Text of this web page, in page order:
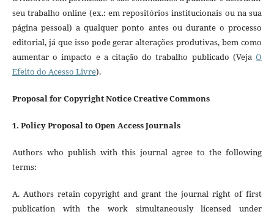
seu trabalho online (ex.: em repositórios institucionais ou na sua
página pessoal) a qualquer ponto antes ou durante o processo
editorial, já que isso pode gerar alterações produtivas, bem como
aumentar o impacto e a citação do trabalho publicado (VejaO
Efeito do Acesso Livre).
Proposal for Copyright Notice Creative Commons
1. Policy Proposal to Open Access Journals
Authors who publish with this journal agree to the following
terms:
A. Authors retain copyright and grant the journal right of first
publication with the work simultaneously licensed under